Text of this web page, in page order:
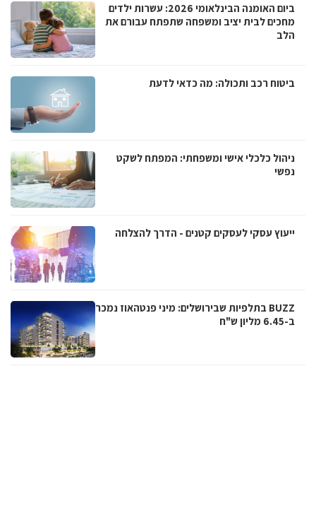
ביום האומנה הבינלאומי 2026: עשרות ילדים
מחכים לבית יציב ומשפחה שתפתח עבורם את
הלב
ביטוח רכב ותכולה: מה כדאי לדעת
ניהול כלכלי אישי ומשפחתי: המפתח לשקט
נפשי
ייעוץ עסקי לעסקים קטנים - הדרך להצלחה
BUZZ בתלפיות שבירושלים: מיני פנטהאוז נמכר
ב-6.45 מליון ש"ח